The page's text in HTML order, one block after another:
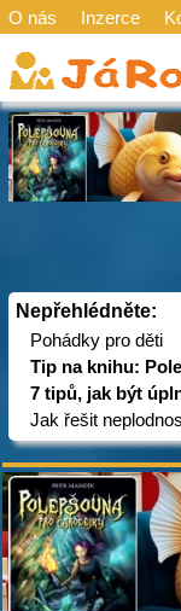
O nás Inzerce
Nepřehlédněte:
Pohádky pro děti
Tip na knihu:
7 tipů, jak být
Jak řešit